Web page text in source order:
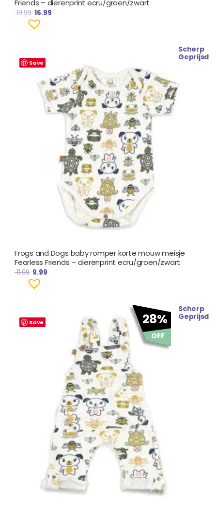
Friends – dierenprint ecru/groen/zwart
19.99 16.99
Save
Scherp
Geprijsd
Frogs and Dogs baby romper korte mouw meisje
Fearless Friends – dierenprint ecru/groen/zwart
11.99
prijs
was:
€ 11.99.
9.99
€ 9.99.
Save 28%
OFF
Scherp
Geprijsd
Oorspronkelijke
prijs
was: